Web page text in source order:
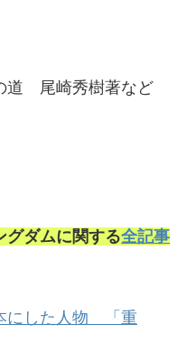
尾崎秀樹著など
グダムに関する全記事
にした人物 「重